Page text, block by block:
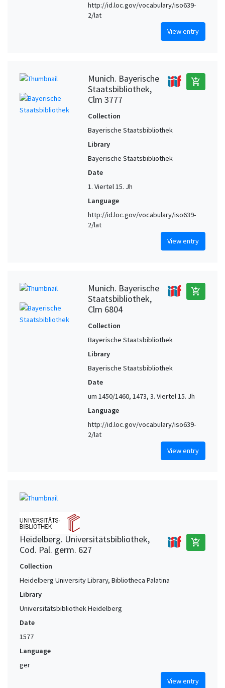
http://id.loc.gov/vocabulary/iso639-
2/lat
View entry
Munich. Bayerische
Staatsbibliothek,
Clm 3777
add_shopping_cart
Collection
Bayerische Staatsbibliothek
Library
Bayerische Staatsbibliothek
Date
1. Viertel 15. Jh
Language
http://id.loc.gov/vocabulary/iso639-
2/lat
View entry
Munich. Bayerische
Staatsbibliothek,
Clm 6804
add_shopping_cart
Collection
Bayerische Staatsbibliothek
Library
Bayerische Staatsbibliothek
Date
um 1450/1460, 1473, 3. Viertel 15. Jh
Language
http://id.loc.gov/vocabulary/iso639-
2/lat
View entry
Heidelberg. Universitätsbibliothek,
Cod. Pal. germ. 627
add_shopping_cart
Collection
Heidelberg University Library, Bibliotheca Palatina
Library
Universitätsbibliothek Heidelberg
Date
1577
Language
ger
View entry